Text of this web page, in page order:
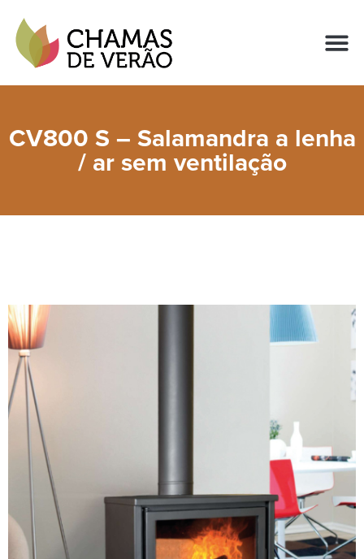
CV800 S – Salamandra a lenha
/ ar sem ventilação